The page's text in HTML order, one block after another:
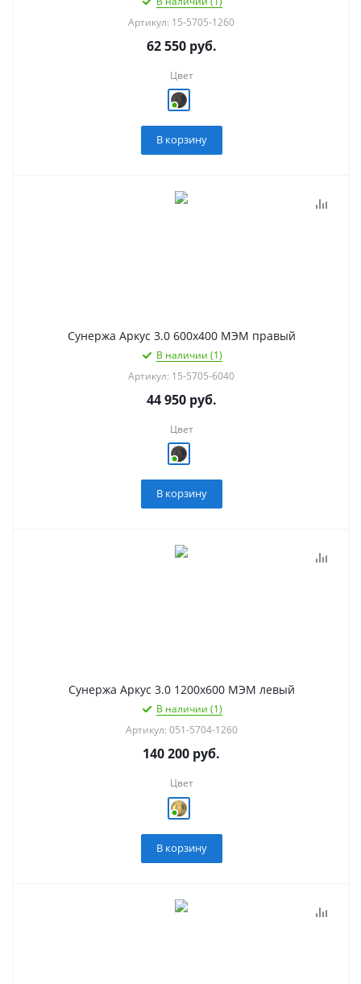
Артикул: 15-5705-1260
62 550руб.
Цвет
В корзину
Сунержа Аркус 3.0 600х400 МЭМ правый
В наличии (1)
Артикул: 15-5705-6040
44 950руб.
Цвет
В корзину
Сунержа Аркус 3.0 1200х600 МЭМ левый
В наличии (1)
Артикул: 051-5704-1260
140 200 руб.
Цвет
В корзину